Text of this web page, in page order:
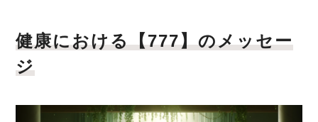
健康における【777】のメッセー
ジ